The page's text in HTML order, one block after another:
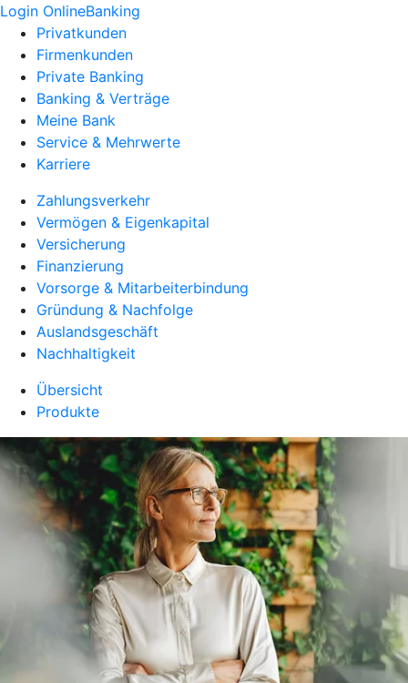
Login OnlineBanking
Privatkunden
Firmenkunden
Private Banking
Banking & Verträge
Meine Bank
Service & Mehrwerte
Karriere
Zahlungsverkehr
Vermögen & Eigenkapital
Versicherung
Finanzierung
Vorsorge & Mitarbeiterbindung
Gründung & Nachfolge
Auslandsgeschäft
Nachhaltigkeit
Übersicht
Produkte